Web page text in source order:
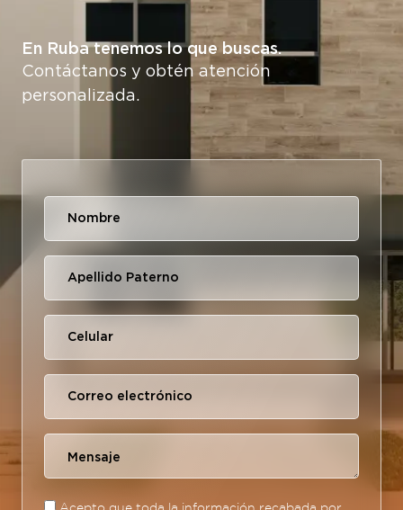
En Ruba tenemos lo que buscas.
Contáctanos y obtén atención
personalizada.
Acepto que toda la información recabada por